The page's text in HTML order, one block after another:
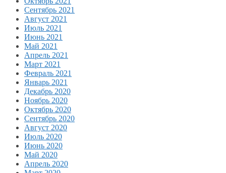
Сентябрь 2021
Август 2021
Июль 2021
Июнь 2021
Май 2021
Апрель 2021
Март 2021
Февраль 2021
Январь 2021
Декабрь 2020
Ноябрь 2020
Октябрь 2020
Сентябрь 2020
Август 2020
Июль 2020
Июнь 2020
Май 2020
Апрель 2020